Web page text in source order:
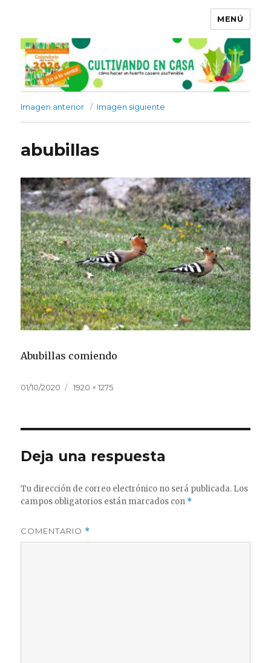
MENÚ
Imagen anterior Imagen siguiente
abubillas
Abubillas comiendo
Publicado
01/10/2020
Tamaño
1920 × 1275
Deja una respuesta
Tu dirección de correo electrónico no será publicada. Los
campos obligatorios están marcados con *
COMENTARIO *